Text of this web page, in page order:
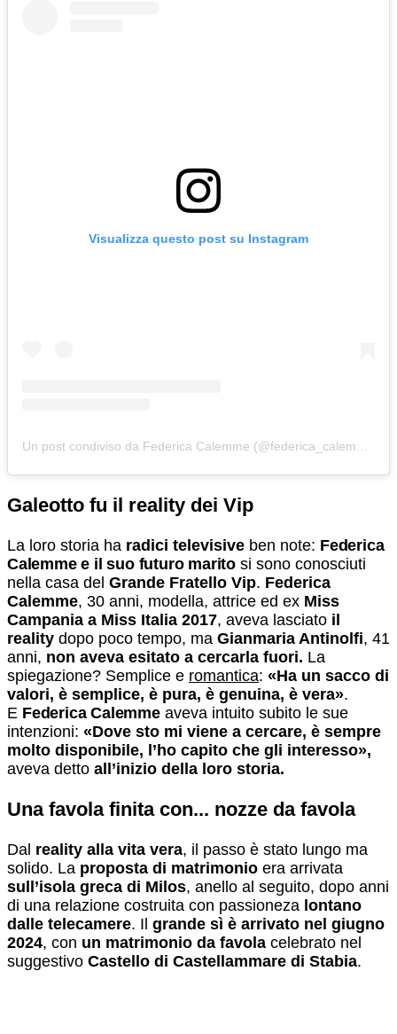
Visualizza questo post su Instagram
Galeotto fu il reality dei Vip
La loro storia ha radici televisive ben note: Federica
Calemme e il suo futuro marito si sono conosciuti
nella casa del Grande Fratello Vip. Federica
Calemme, 30 anni, modella, attrice ed ex Miss
Campania a Miss Italia 2017, aveva lasciato il
reality dopo poco tempo, ma Gianmaria Antinolfi, 41
anni, non aveva esitato a cercarla fuori. La
spiegazione? Semplice e romantica: «Ha un sacco di
valori, è semplice, è pura, è genuina, è vera».
E Federica Calemmeaveva intuito subito le sue
intenzioni: «Dove sto mi viene a cercare, è sempre
molto disponibile, l’ho capito che gli interesso»,
aveva detto all’inizio della loro storia.
Una favola finita con... nozze da favola
Dal reality alla vita vera, il passo è stato lungo ma
solido. La proposta di matrimonio era arrivata
sull’isola greca di Milos, anello al seguito, dopo anni
di una relazione costruita con passioneza lontano
dalle telecamere. Il grande sì è arrivato nel giugno
2024, con un matrimonio da favola celebrato nel
suggestivo Castello di Castellammare di Stabia.